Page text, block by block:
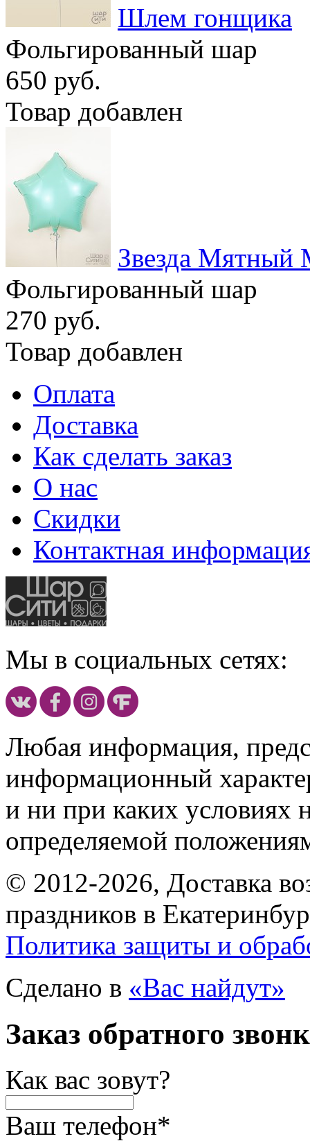
Шлем гонщика
Фольгированный шар
650 руб.
Товар добавлен
Звезда Мятный
Фольгированный шар
270 руб.
Товар добавлен
Оплата
Доставка
Как сделать заказ
О нас
Скидки
Контактная
Мы в социальных сетях:
Любая информация,
информационный
и ни при каких условиях
определяемой
© 2012-2026, Доставка
праздников в
Политика защиты и
Сделано в «Вас найдут»
Заказ обратного
Как вас зовут?
Ваш телефон*